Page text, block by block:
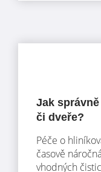
Jak
či dveře?
Péče o
časově
vhodných